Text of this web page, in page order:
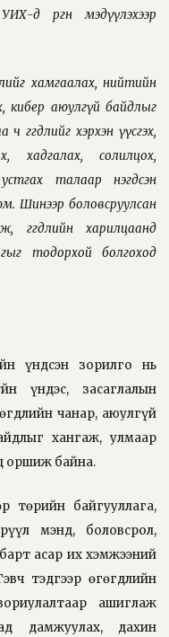
д өргөн мэдүүлэхээр
хамгаалах, нийтийн
кибер аюулгүй байдлыг
өгөгдлийг хэрхэн үүсгэх,
хадгалах, солилцох,
талаар нэгдсэн
Шинээр боловсруулсан
өгөгдлийн харилцаанд
тодорхой болгоход
үндсэн зорилго нь
үндэс, засаглалын
чанар, аюулгүй
хангаж, улмаар
оршиж байна.
төрийн байгууллага,
мэнд, боловсрол,
асар их хэмжээний
тэдгээр өгөгдлийн
ашиглаж
дамжуулах, дахин